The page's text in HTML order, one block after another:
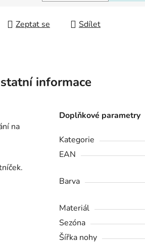
Zeptat se Sdílet
informace
na
Doplňkové parametry
Kategorie
EAN
Barva
Materiál
Sezóna
Šířka nohy